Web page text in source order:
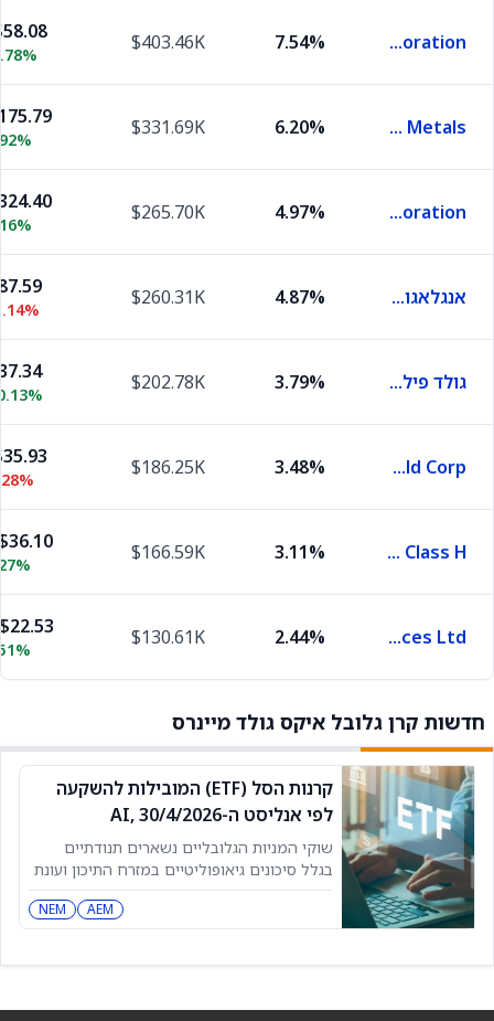
Barrick Mining Corporation
7.54%
$403.46K
Wheaton Precious Metals
6.20%
$331.69K
Franco-Nevada Corporation
4.97%
$265.70K
אנגלאגולד אשאנטי 4.87%
$260.31K
גולד פילדס 3.79%
$202.78K
Kinross Gold Corp
3.48%
$186.25K
Zijin Mining Group Co Class H
3.11%
$166.59K
Northern Star Resources Ltd
2.44%
$130.61K
חדשות קרן גלובל איקס גולד מיינרס
קרנות הסל (ETF) המובילות להשקעה
לפי אנליסט ה-AI, 30/4/2026
שוקי המניות הגלובליים נשארים תנודתיים
בגלל סיכונים גיאופוליטיים במזרח התיכון ועונת
הדוחות המתמשכת. בתקופה לא יציבה כזו,
משקיעים יכולים לשקול השקעה בקרנות סל
(ETFs) כדי להימנע מסיכונים ספציפיים של
AEM
NEM